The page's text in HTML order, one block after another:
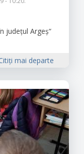
județul Argeș“
în Educație
mai departe